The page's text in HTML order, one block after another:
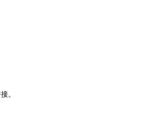
。